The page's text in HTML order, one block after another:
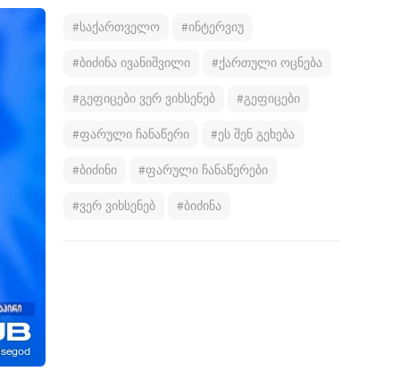
#საქართველო #ინტერვიუ
#ბიძინა ივანიშვილი #ქართული ოცნება
#გეფიცები ვერ ვიხსენებ #გეფიცები
#ფარული ჩანაწერი #ეს შენ გეხება
#ბიძინი #ფარული ჩანაწერები
#ვერ ვიხსენებ #ბიძინა